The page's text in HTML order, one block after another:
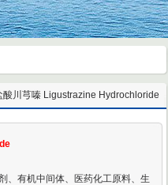
酸川芎嗪 Ligustrazine Hydrochloride
、有机中间体、医药化工原料、生